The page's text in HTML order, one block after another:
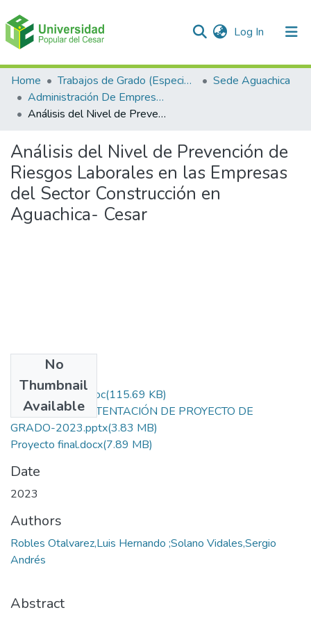
Log In (current)
Communities & Collections
All of DSpace
Home Trabajos de Grado (Especializaciones y Pregrados)
Sede Aguachica
Administración De Empresas
Análisis del Nivel de Prevención de Riesgos Laborales en las Empresas del Sector Construcción en Aguachica- Cesar
Análisis del Nivel de Prevención de
Riesgos Laborales en las Empresas
del Sector Construcción en
Aguachica- Cesar
No
Thumbnail
Available
ArtículoCientific.doc(115.69 KB)
PLANTILLA SUSTENTACIÓN DE PROYECTO DE
GRADO-2023.pptx(3.83 MB)
Proyecto final.docx(7.89 MB)
Date
2023
Authors
Robles Otalvarez,Luis Hernando ;Solano Vidales,Sergio
Andrés
Abstract